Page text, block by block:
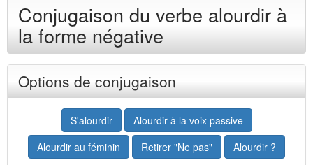
Conjugaison du verbe alourdir à
la forme négative
Options de conjugaison
S'alourdir
Alourdir à la voix passive
Alourdir au féminin
Retirer "Ne pas" Alourdir ?